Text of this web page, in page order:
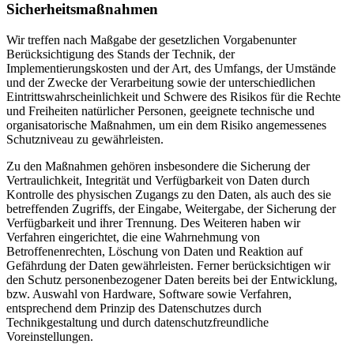
Sicherheitsmaßnahmen
Wir treffen nach Maßgabe der gesetzlichen Vorgabenunter
Berücksichtigung des Stands der Technik, der
Implementierungskosten und der Art, des Umfangs, der Umstände
und der Zwecke der Verarbeitung sowie der unterschiedlichen
Eintrittswahrscheinlichkeit und Schwere des Risikos für die Rechte
und Freiheiten natürlicher Personen, geeignete technische und
organisatorische Maßnahmen, um ein dem Risiko angemessenes
Schutzniveau zu gewährleisten.
Zu den Maßnahmen gehören insbesondere die Sicherung der
Vertraulichkeit, Integrität und Verfügbarkeit von Daten durch
Kontrolle des physischen Zugangs zu den Daten, als auch des sie
betreffenden Zugriffs, der Eingabe, Weitergabe, der Sicherung der
Verfügbarkeit und ihrer Trennung. Des Weiteren haben wir
Verfahren eingerichtet, die eine Wahrnehmung von
Betroffenenrechten, Löschung von Daten und Reaktion auf
Gefährdung der Daten gewährleisten. Ferner berücksichtigen wir
den Schutz personenbezogener Daten bereits bei der Entwicklung,
bzw. Auswahl von Hardware, Software sowie Verfahren,
entsprechend dem Prinzip des Datenschutzes durch
Technikgestaltung und durch datenschutzfreundliche
Voreinstellungen.